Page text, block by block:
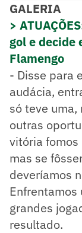
GALERIA
>
gol e decide
Flamengo
- Disse para
audácia,
só teve uma,
outras
vitória fomos
mas se
deveríamos
grandes
resultado.